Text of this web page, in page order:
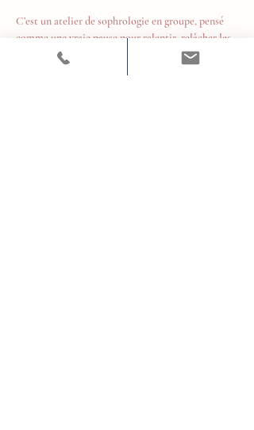
C’est un atelier de sophrologie en groupe, pensé
comme une vraie pause pour ralentir, relâcher les
tensions et revenir au corps.